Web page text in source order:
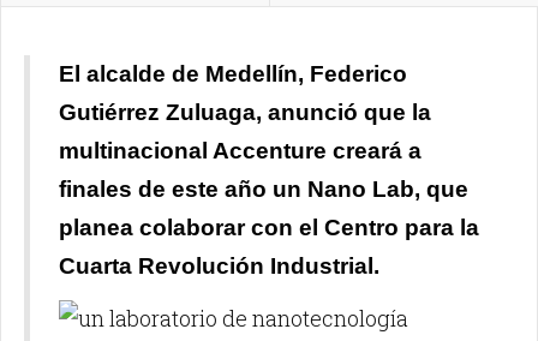
El alcalde de Medellín, Federico
Gutiérrez Zuluaga, anunció que la
multinacional Accenture creará a
finales de este año un Nano Lab, que
planea colaborar con el Centro para la
Cuarta Revolución Industrial.